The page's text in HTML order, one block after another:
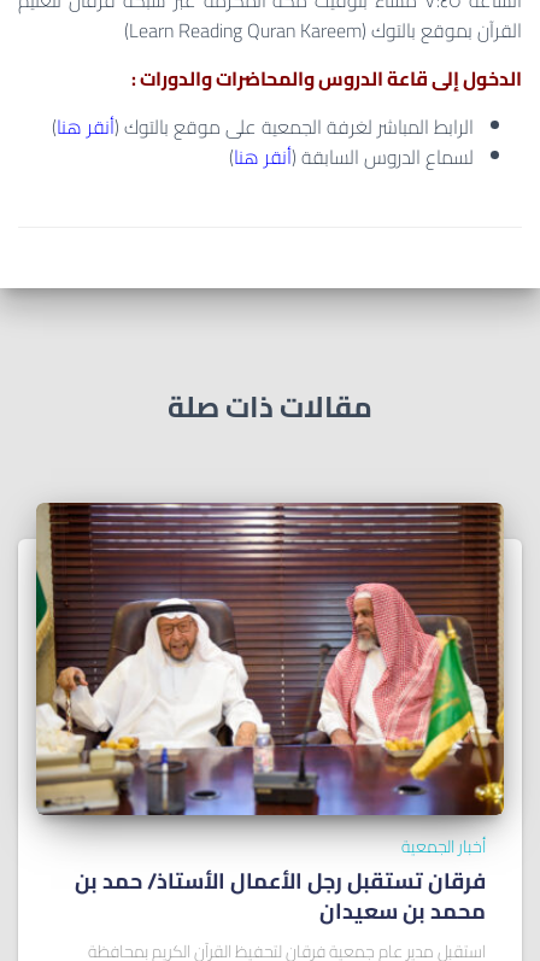
القرآن بموقع بالتوك (Learn Reading Quran Kareem)
الدخول إلى قاعة الدروس والمحاضرات والدورات :
الرابط المباشر لغرفة الجمعية على موقع بالتوك (أنقر هنا)
لسماع الدروس السابقة (أنقر هنا)
مقالات ذات صلة
أخبار الجمعية
فرقان تستقبل رجل الأعمال الأستاذ/ ﺣﻤﺪ ﺑﻦ
ﻣﺤﻤﺪ ﺑﻦ ﺳﻌﻴﺪان
استقبل مدير عام جمعية فرقان لتحفيظ القرآن الكريم بمحافظة